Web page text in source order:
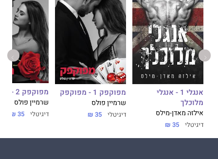
אנגלי 1 - אנגלי
מלוכלך
אילזה מאדן-מילס
דיגיטלי 35 ₪
מפוקפק 1 - מפוקפק
שרמיין פולס
דיגיטלי 35 ₪
מפוקפק 2 - הסכמה
שרמיין פולס
דיגיטלי 35 ₪